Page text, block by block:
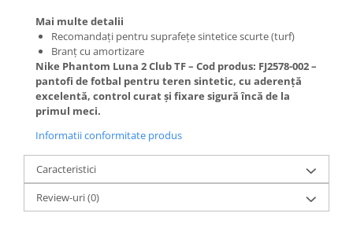
Mai multe detalii
Recomandați pentru suprafețe sintetice scurte (turf)
Branț cu amortizare
Nike Phantom Luna 2 Club TF – Cod produs: FJ2578-002 –
pantofi de fotbal pentru teren sintetic, cu aderență
excelentă, control curat și fixare sigură încă de la
primul meci.
Informatii conformitate produs
Caracteristici
Review-uri(0)